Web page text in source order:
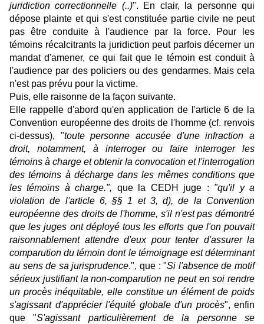
juridiction correctionnelle (..)". En clair, la personne qui
dépose plainte et qui s'est constituée partie civile ne peut
pas être conduite à l'audience par la force. Pour les
témoins récalcitrants la juridiction peut parfois décerner un
mandat d'amener, ce qui fait que le témoin est conduit à
l'audience par des policiers ou des gendarmes. Mais cela
n'est pas prévu pour la victime.
Puis, elle raisonne de la façon suivante.
Elle rappelle d'abord qu'en application de l'article 6 de la
Convention européenne des droits de l'homme (cf. renvois
ci-dessus), "toute personne accusée d'une infraction a
droit, notamment, à interroger ou faire interroger les
témoins à charge et obtenir la convocation et l'interrogation
des témoins à décharge dans les mêmes conditions que
les témoins à charge.", que la CEDH juge : "qu'il y a
violation de l'article 6, §§ 1 et 3, d), de la Convention
européenne des droits de l'homme, s'il n'est pas démontré
que les juges ont déployé tous les efforts que l'on pouvait
raisonnablement attendre d'eux pour tenter d'assurer la
comparution du témoin dont le témoignage est déterminant
au sens de sa jurisprudence.", que : "Si l'absence de motif
sérieux justifiant la non-comparution ne peut en soi rendre
un procès inéquitable, elle constitue un élément de poids
s'agissant d'apprécier l'équité globale d'un procès", enfin
que "S'agissant particulièrement de la personne se